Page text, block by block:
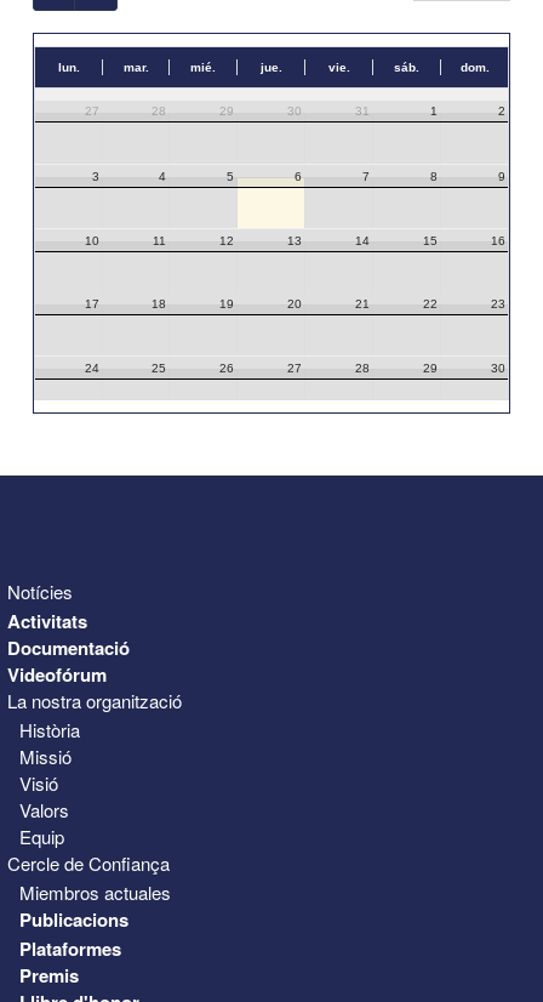
lun. mar. mié. jue. vie. sáb. dom.
27 28 29 30 31 1 2
3 4 5 6 7 8 9
10 11 12 13 14 15 16
17 18 19 20 21 22 23
24 25 26 27 28 29 30
Notícies
Activitats
Documentació
Videofórum
La nostra organització
Història
Missió
Visió
Valors
Equip
Cercle de Confiança
Miembros actuales
Publicacions
Plataformes
Premis